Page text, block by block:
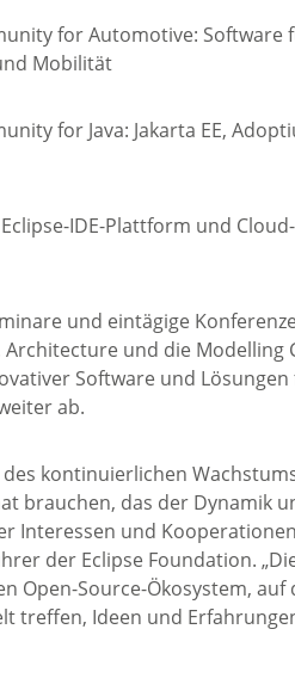
for Automotive:
Mobilität
for Java: Jakarta EE,
Eclipse-IDE-Plattform und
und eintägige
und die Modelling
Software und
ab.
des kontinuierlichen
brauchen, das der Dynamik
Interessen und
der Eclipse Foundation.
Open-Source-Ökosystem,
treffen, Ideen und